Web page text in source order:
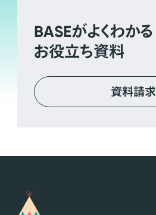
BASEがよくわかる
お役立ち資料
資料請求